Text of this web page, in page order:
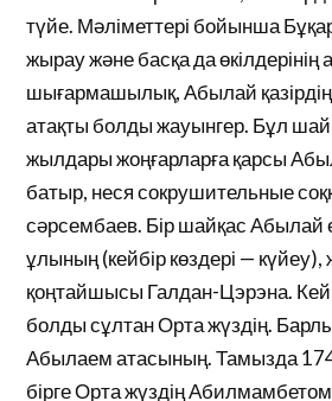
түйе. Мәліметтері бойынша
жырау және басқа да
шығармашылық, Абылай қазірдің
атақты болды жауынгер. Бұл
жылдары жоңғарларға қарсы
батыр, неся сокрушительные
сәрсембаев. Бір шайқас Абылай
ұлының (кейбір көздері — күйеу),
қоңтайшысы Галдан-Цэрэна.
болды сұлтан Орта жүздің.
Абылаем атасының. Тамызда
бірге Орта жүздің